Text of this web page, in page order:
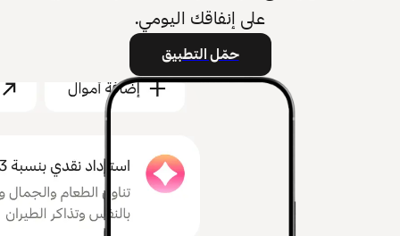
على إنفاقك اليومي.
حمّل التطبيق